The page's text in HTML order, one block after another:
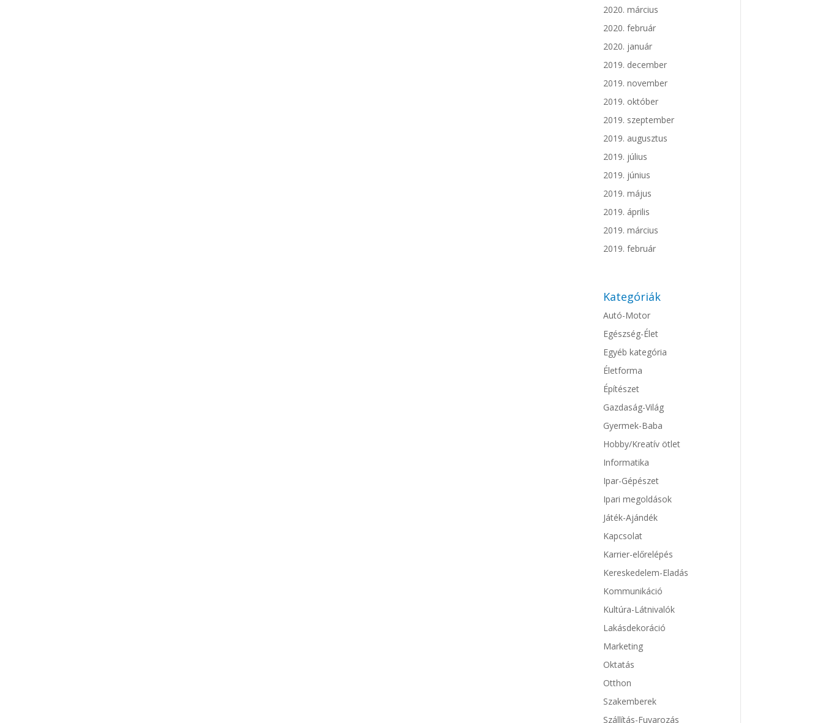
2020. március
2020. február
2020. január
2019. december
2019. november
2019. október
2019. szeptember
2019. augusztus
2019. július
2019. június
2019. május
2019. április
2019. március
2019. február
Kategóriák
Autó-Motor
Egészség-Élet
Egyéb kategória
Életforma
Építészet
Gazdaság-Világ
Gyermek-Baba
Hobby/Kreatív ötlet
Informatika
Ipar-Gépészet
Ipari megoldások
Játék-Ajándék
Kapcsolat
Karrier-előrelépés
Kereskedelem-Eladás
Kommunikáció
Kultúra-Látnivalók
Lakásdekoráció
Marketing
Oktatás
Otthon
Szakemberek
Szállítás-Fuvarozás